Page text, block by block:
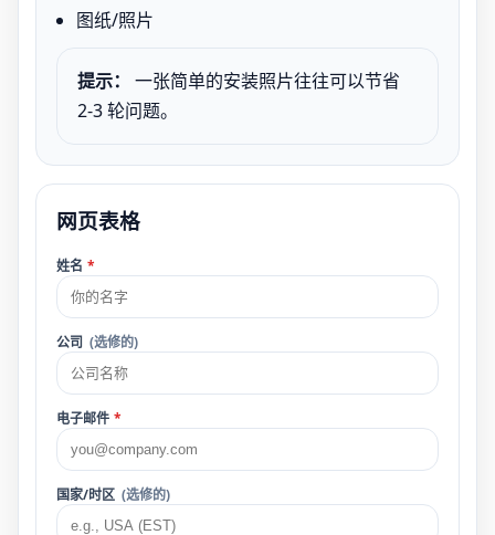
图纸/照片
提示：
一张简单的安装照片往往可以节省
2-3 轮问题。
网页表格
姓名 *
公司 (选修的)
电子邮件 *
国家/时区 (选修的)